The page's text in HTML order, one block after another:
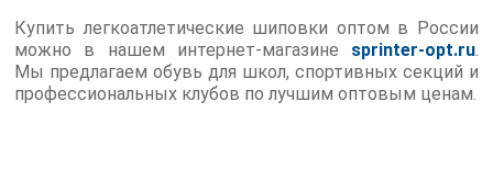
Купить легкоатлетические шиповки оптом в России
можно в нашем интернет-магазине sprinter-opt.ru.
Мы предлагаем обувь для школ, спортивных секций и
профессиональных клубов по лучшим оптовым ценам.